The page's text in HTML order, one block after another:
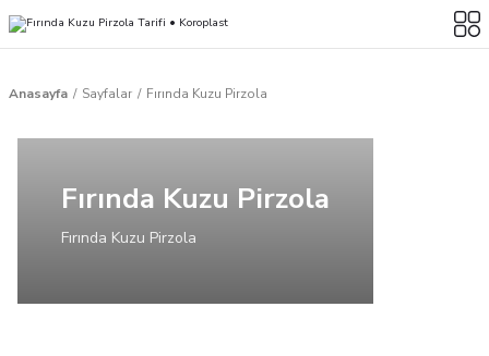
Anasayfa Sayfalar Fırında Kuzu Pirzola
Fırında Kuzu Pirzola
Fırında Kuzu Pirzola